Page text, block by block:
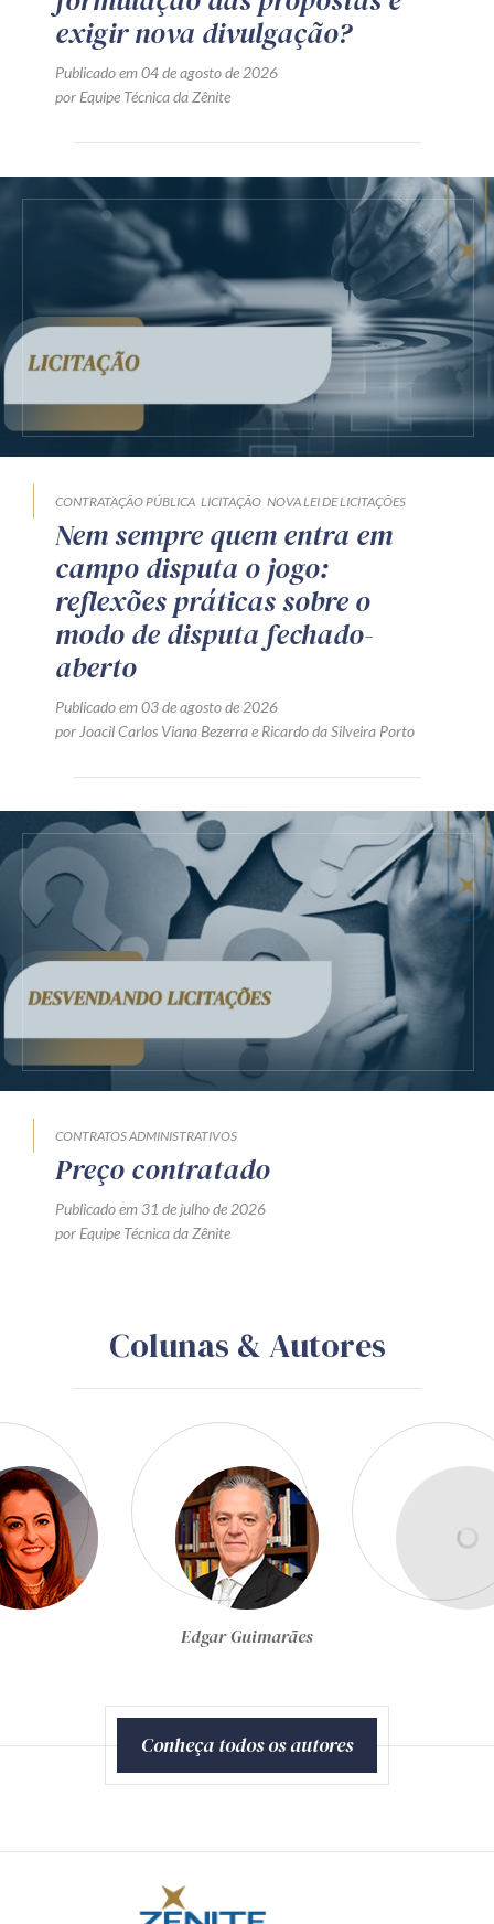
exigir nova divulgação?
Publicado em 04 de agosto de 2026
por Equipe Técnica da Zênite
CONTRATAÇÃO PÚBLICA LICITAÇÃO NOVA LEI DE LICITAÇÕES
Nem sempre quem entra em
campo disputa o jogo:
reflexões práticas sobre o
modo de disputa fechado-
aberto
Publicado em 03 de agosto de 2026
por Joacil Carlos Viana Bezerrae Ricardo da Silveira Porto
CONTRATOS ADMINISTRATIVOS
Preço contratado
Publicado em 31 de julho de 2026
por Equipe Técnica da Zênite
Colunas & Autores
Egon Bockmann Moreira
Conheça todos os autores